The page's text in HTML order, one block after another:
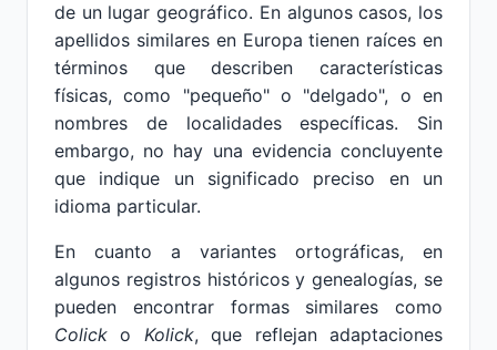
de un lugar geográfico. En algunos casos, los
apellidos similares en Europa tienen raíces en
términos que describen características
físicas, como "pequeño" o "delgado", o en
nombres de localidades específicas. Sin
embargo, no hay una evidencia concluyente
que indique un significado preciso en un
idioma particular.
En cuanto a variantes ortográficas, en
algunos registros históricos y genealogías, se
pueden encontrar formas similares como
Colick o Kolick, que reflejan adaptaciones